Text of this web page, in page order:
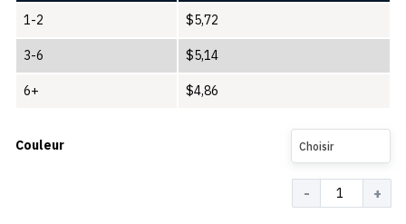
1-2 $5,72
3-6 $5,14
6+ $4,86
Couleur Choisir